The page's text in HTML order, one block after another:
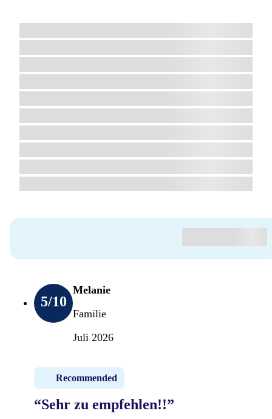
5/10
Melanie
Familie
Juli 2026
Recommended
“Sehr zu empfehlen!!”